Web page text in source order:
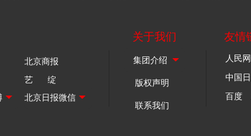
北京商报
艺 绽
关于我们
版权声明
联系我们
友情
人民网
中国
百度